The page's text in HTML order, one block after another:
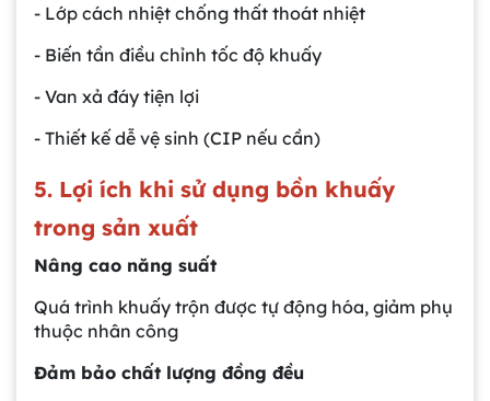
- Lớp cách nhiệt chống thất thoát nhiệt
- Biến tần điều chỉnh tốc độ khuấy
- Van xả đáy tiện lợi
- Thiết kế dễ vệ sinh (CIP nếu cần)
5. Lợi ích khi sử dụng bồn khuấy
trong sản xuất
Nâng cao năng suất
Quá trình khuấy trộn được tự động hóa, giảm phụ
thuộc nhân công
Đảm bảo chất lượng đồng đều